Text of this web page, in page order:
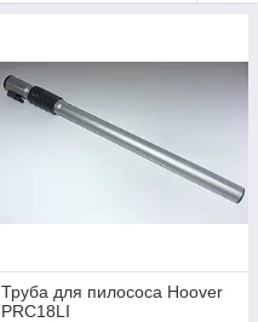
Труба для пилососа Hoover
PRC18LI